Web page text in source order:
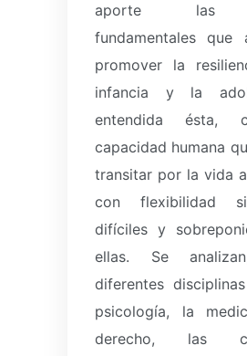
aporte las
fundamentales que
promover la
infancia y la
entendida ésta,
capacidad humana
transitar por la vida
con flexibilidad
difíciles y
ellas. Se
diferentes
psicología, la
derecho, las